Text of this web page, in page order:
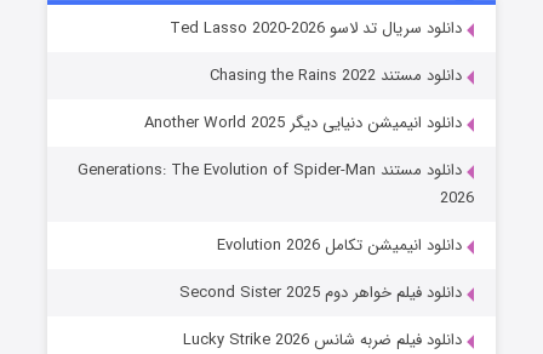
خاندان اژدها فصل ۳
جادوگری در مغولستان
دانلود سریال تد لاسو Ted Lasso 2020-2026
دانلود مستند Chasing the Rains 2022
دانلود انیمیشن دنیایی دیگر Another World 2025
دانلود مستند Generations: The Evolution of Spider-Man
2026
دانلود انیمیشن تکامل Evolution 2026
دانلود فیلم خواهر دوم Second Sister 2025
دانلود فیلم ضربه شانس Lucky Strike 2026